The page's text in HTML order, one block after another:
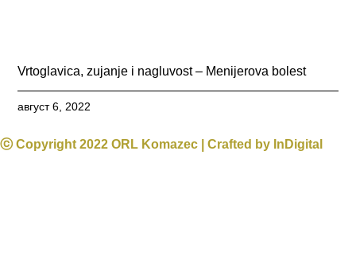
Vrtoglavica, zujanje i nagluvost – Menijerova bolest
август 6, 2022
ⓒ Copyright 2022 ORL Komazec | Crafted by InDigital